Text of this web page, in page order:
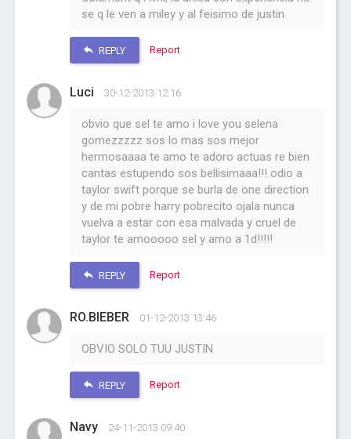
se q le ven a miley y al feisimo de justin
REPLY Report
Luci 30-12-2013 12:16
obvio que sel te amo i love you selena
gomezzzzz sos lo mas sos mejor
hermosaaaa te amo te adoro actuas re bien
cantas estupendo sos bellisimaaa!!! odio a
taylor swift porque se burla de one direction
y de mi pobre harry pobrecito ojala nunca
vuelva a estar con esa malvada y cruel de
taylor te amooooo sel y amo a 1d!!!!!
REPLY Report
RO.BIEBER 01-12-2013 13:46
OBVIO SOLO TUU JUSTIN
REPLY Report
Navy 24-11-2013 09:40